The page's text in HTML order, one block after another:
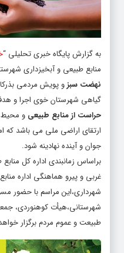
به گزارش پایگاه خبری تحلیلی “
منابع طبیعی و آبخیزداری
نهضت سبزو پویش مردمی
گیاهی شهرستان خوی اجرا و
حراست از منابع طبیعی و
ارتقای اراضی ملی می باشد که
جوان و آینده نهادینه شود.
براساس زمانبندی اداره کل
غربی و پیرو هماهنگی اداره
شهرداری،این مراسم با حضور
شهرستانی،هیأت کوهنوردی،
طبیعت و عموم مردم برگزار